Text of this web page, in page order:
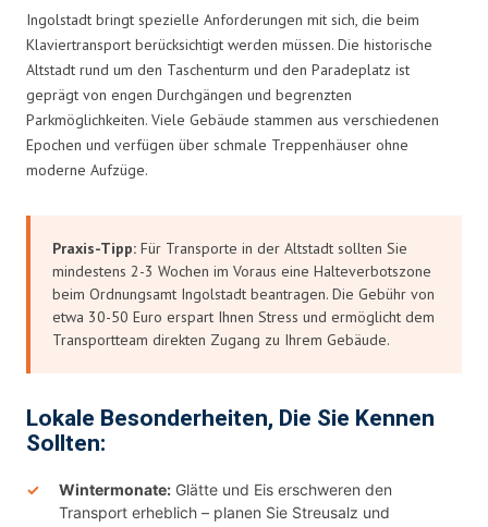
Ingolstadt bringt spezielle Anforderungen mit sich, die beim
Klaviertransport berücksichtigt werden müssen. Die historische
Altstadt rund um den Taschenturm und den Paradeplatz ist
geprägt von engen Durchgängen und begrenzten
Parkmöglichkeiten. Viele Gebäude stammen aus verschiedenen
Epochen und verfügen über schmale Treppenhäuser ohne
moderne Aufzüge.
Praxis-Tipp: Für Transporte in der Altstadt sollten Sie
mindestens 2-3 Wochen im Voraus eine Halteverbotszone
beim Ordnungsamt Ingolstadt beantragen. Die Gebühr von
etwa 30-50 Euro erspart Ihnen Stress und ermöglicht dem
Transportteam direkten Zugang zu Ihrem Gebäude.
Lokale Besonderheiten, Die Sie Kennen
Sollten:
Wintermonate: Glätte und Eis erschweren den
Transport erheblich – planen Sie Streusalz und